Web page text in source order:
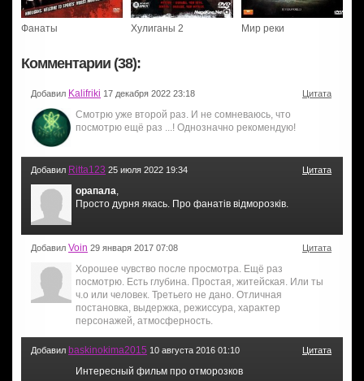
Фанаты Хулиганы 2 Мир реки
Комментарии (38):
Добавил Kalifriki 17 декабря 2022 23:18 Цитата
Смотрю уже второй раз. И не сомневаюсь, что
посмотрю ещё раз ...! Однозначно рекомендую!
Добавил Ritta123 25 июля 2022 19:34 Цитата
орапала,
Просто дурня якась. Про фанатів відморозків.
Добавил Voin 29 января 2017 07:08 Цитата
Хорошее чувство после просмотра. Ещё раз
посмотрю. Есть глубина. Простая, житейская. Или ты
ч.о или человек. Третьего не дано. Отличная
постановка, выдержка, режиссура, характер
персонажей, атмосферность.
Добавил baskinokima2015 10 августа 2016 01:10 Цитата
Интересный фильм про отморозков